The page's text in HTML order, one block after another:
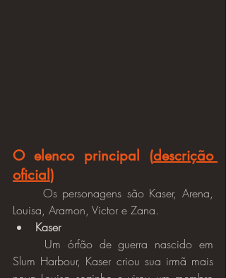
O elenco principal (descrição
oficial)
Louisa, Aramon, Victor e Zana.
Kaser
Slum Harbour, Kaser criou sua irmã mais